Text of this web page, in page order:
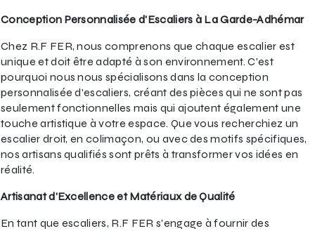
Conception Personnalisée d'Escaliers à La Garde-Adhémar
Chez R.F FER, nous comprenons que chaque escalier est
unique et doit être adapté à son environnement. C'est
pourquoi nous nous spécialisons dans la conception
personnalisée d'escaliers, créant des pièces qui ne sont pas
seulement fonctionnelles mais qui ajoutent également une
touche artistique à votre espace. Que vous recherchiez un
escalier droit, en colimaçon, ou avec des motifs spécifiques,
nos artisans qualifiés sont prêts à transformer vos idées en
réalité.
Artisanat d'Excellence et Matériaux de Qualité
En tant que escaliers, R.F FER s'engage à fournir des